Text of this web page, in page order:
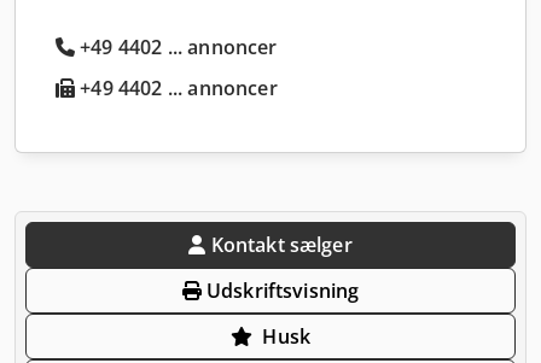
+49 4402 ... annoncer
+49 4402 ... annoncer
Kontakt sælger
Udskriftsvisning
Husk